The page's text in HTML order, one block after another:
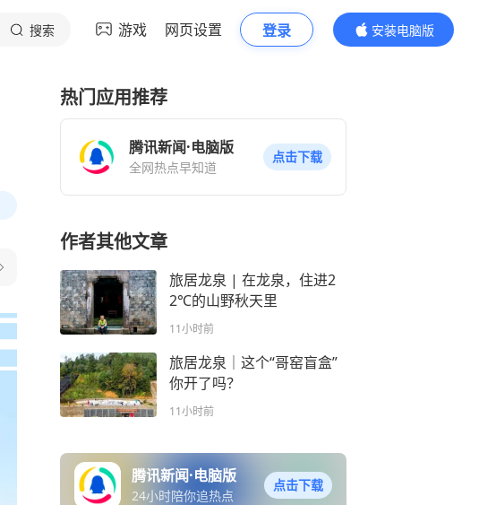
搜索 游戏 网页设置 登录
安装电脑版
内容更精彩
热门应用推荐
腾讯新闻·电脑版
全网热点早知道
点击下载
作者其他文章
旅居龙泉 | 在龙泉，住进2
2℃的山野秋天里
11小时前
旅居龙泉｜这个“哥窑盲盒”
你开了吗？
11小时前
腾讯新闻·电脑版
24小时陪你追热点
点击下载